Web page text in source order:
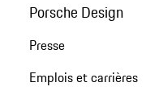
Porsche Design
Presse
Emplois et carrières